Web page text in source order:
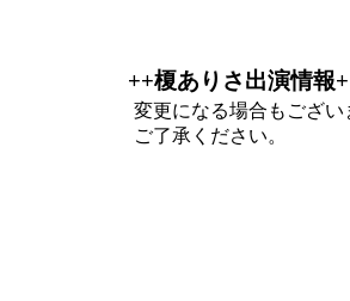
++榎ありさ出演情報
変更になる場合もござい
ご了承ください。